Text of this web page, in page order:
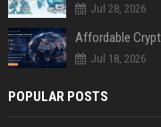
Jul 28, 2026
Jul 18, 2026
POPULAR POSTS